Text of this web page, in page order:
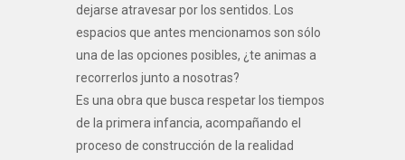
dejarse atravesar por los sentidos. Los
espacios que antes mencionamos son sólo
una de las opciones posibles, ¿te animas a
recorrerlos junto a nosotras?
Es una obra que busca respetar los tiempos
de la primera infancia, acompañando el
proceso de construcción de la realidad